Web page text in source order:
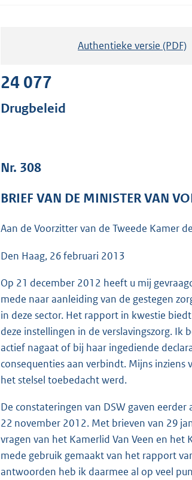
Authentieke versie (PDF)
r
o
:
4
8
b
24 077
Drugbeleid
Nr. 308
BRIEF VAN DE MINISTER VAN
Aan de Voorzitter van de Tweede Kamer
Den Haag, 26 februari 2013
Op 21 december 2012 heeft u mij
mede naar aanleiding van de gestegen
in deze sector. Het rapport in kwestie
deze instellingen in de verslavingszorg.
actief nagaat of bij haar ingediende
consequenties aan verbindt. Mijns inziens
het stelsel toebedacht werd.
De constateringen van DSW gaven
22 november 2012. Met brieven van 29
vragen van het Kamerlid Van Veen en
mede gebruik gemaakt van het rapport
antwoorden heb ik daarmee al op veel